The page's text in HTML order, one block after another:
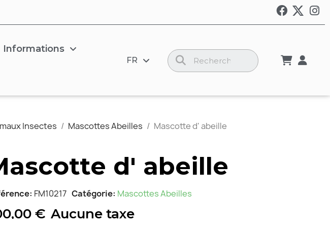
Informations
FR
Insectes Mascottes Abeilles Mascotte d' abeille
d' abeille
FM10217 Catégorie Mascottes Abeilles
€ Aucune taxe